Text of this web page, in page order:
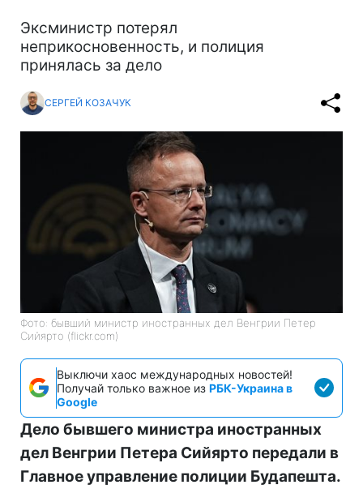
Эксминистр потерял
неприкосновенность, и полиция
принялась за дело
СЕРГЕЙ КОЗАЧУК
Фото: бывший министр иностранных дел Венгрии Петер
Сийярто (flickr.com)
Выключи хаос международных новостей!
Получай только важное из РБК-Украина в
Google
Дело бывшего министра иностранных
дел Венгрии Петера Сийярто передали в
Главное управление полиции Будапешта.